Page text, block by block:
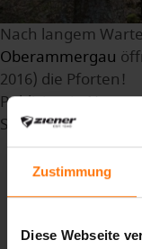
Zustimmung
Diese Webseite
Nach langem
Oberammergau
2016) die Pforten!
Publiziert inNews
Schlagwörter
Wurzelsepp
frischeTrails
niceweekend